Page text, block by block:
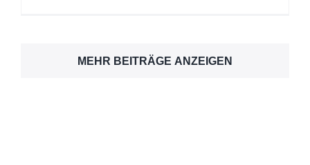
MEHR BEITRÄGE ANZEIGEN